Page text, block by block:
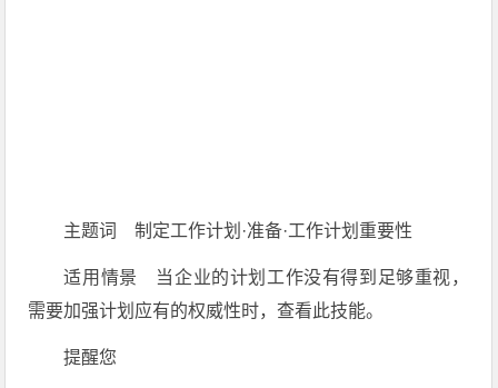
主题词 制定工作计划·准备·工作计划重要性
适用情景 当企业的计划工作没有得到足够重视，
需要加强计划应有的权威性时，查看此技能。
提醒您